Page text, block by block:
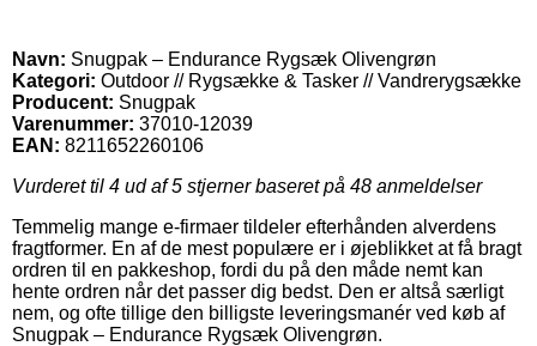
Navn: Snugpak – Endurance Rygsæk Olivengrøn
Kategori: Outdoor // Rygsække & Tasker // Vandrerygsække
Producent: Snugpak
Varenummer: 37010-12039
EAN: 8211652260106
Vurderet til 4 ud af 5 stjerner baseret på 48 anmeldelser
Temmelig mange e-firmaer tildeler efterhånden alverdens
fragtformer. En af de mest populære er i øjeblikket at få bragt
ordren til en pakkeshop, fordi du på den måde nemt kan
hente ordren når det passer dig bedst. Den er altså særligt
nem, og ofte tillige den billigste leveringsmanér ved køb af
Snugpak – Endurance Rygsæk Olivengrøn.